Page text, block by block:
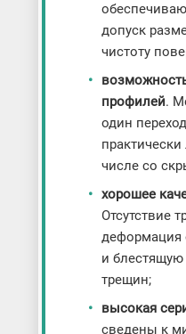
допуск
чистоту
профилей.
один
числе со
хорошее
Отсутствие
деформация
и блестящую
трещин;
высокая
сведены к